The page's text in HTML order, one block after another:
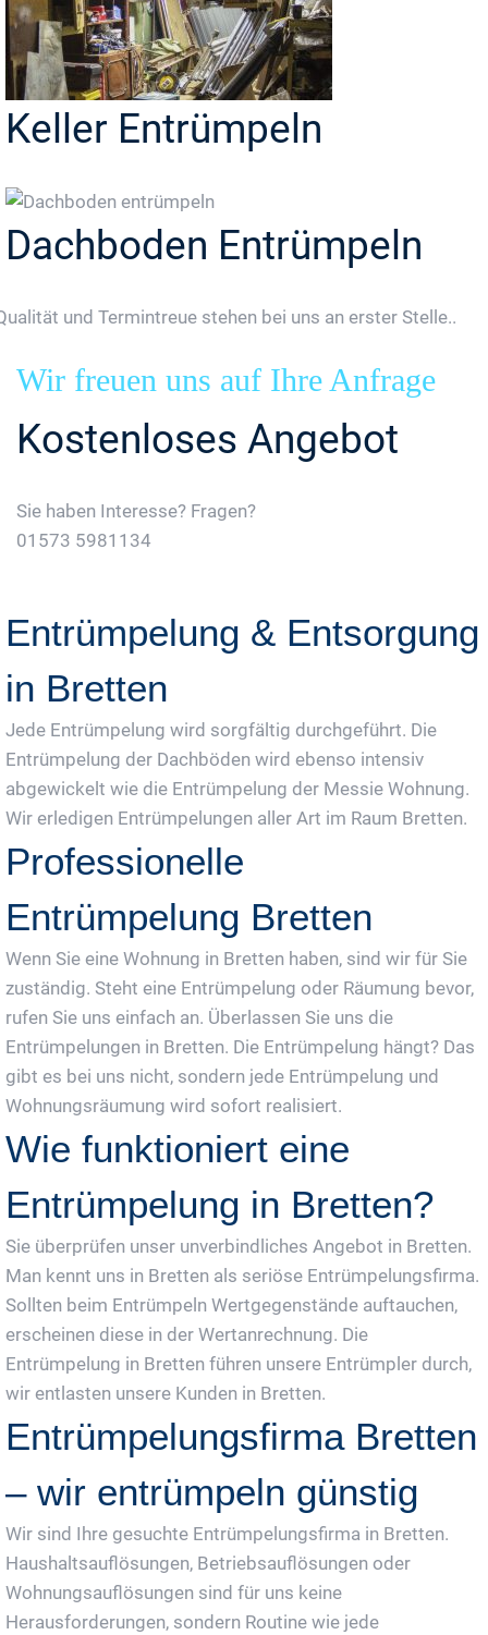
Keller Entrümpeln
Dachboden Entrümpeln
und Termintreue stehen bei uns an erster Stelle..
Wir freuen uns auf Ihre Anfrage
Kostenloses Angebot
Sie haben Interesse? Fragen?
01573 5981134
Entrümpelung & Entsorgung
in Bretten
Jede Entrümpelung wird sorgfältig durchgeführt. Die
Entrümpelung der Dachböden wird ebenso intensiv
abgewickelt wie die Entrümpelung der Messie Wohnung.
Wir erledigen Entrümpelungen aller Art im Raum Bretten.
Professionelle
Entrümpelung Bretten
Wenn Sie eine Wohnung in Bretten haben, sind wir für Sie
zuständig. Steht eine Entrümpelung oder Räumung bevor,
rufen Sie uns einfach an. Überlassen Sie uns die
Entrümpelungen in Bretten. Die Entrümpelung hängt? Das
gibt es bei uns nicht, sondern jede Entrümpelung und
Wohnungsräumung wird sofort realisiert.
Wie funktioniert eine
Entrümpelung in Bretten?
Sie überprüfen unser unverbindliches Angebot in Bretten.
Man kennt uns in Bretten als seriöse Entrümpelungsfirma.
Sollten beim Entrümpeln Wertgegenstände auftauchen,
erscheinen diese in der Wertanrechnung. Die
Entrümpelung in Bretten führen unsere Entrümpler durch,
wir entlasten unsere Kunden in Bretten.
Entrümpelungsfirma Bretten
– wir entrümpeln günstig
Wir sind Ihre gesuchte Entrümpelungsfirma in Bretten.
Haushaltsauflösungen, Betriebsauflösungen oder
Wohnungsauflösungen sind für uns keine
Herausforderungen, sondern Routine wie jede